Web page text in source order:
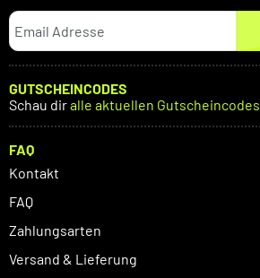
GUTSCHEINCODES
Schau diralle aktuellen Gutscheincodes
FAQ
Kontakt
FAQ
Zahlungsarten
Versand & Lieferung